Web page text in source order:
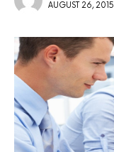
AUGUST 26, 2015